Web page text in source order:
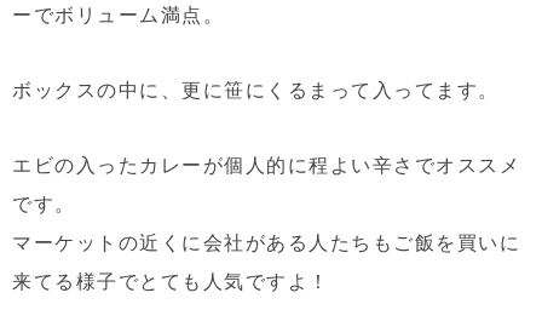
ーでボリューム満点。
ボックスの中に、更に笹にくるまって入ってます。
エビの入ったカレーが個人的に程よい辛さでオススメ
です。
マーケットの近くに会社がある人たちもご飯を買いに
来てる様子でとても人気ですよ！